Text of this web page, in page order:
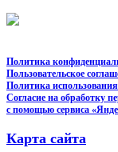
Политика
Пользовательское
Политика
Согласие на обработку
с помощью сервиса
Карта сайта